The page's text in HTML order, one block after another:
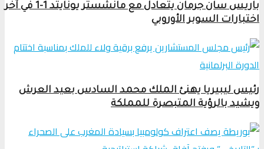
باريس سان جرمان يتعادل مع مانشستر يونايتد 1-1 في آخر
اختبارات السوبر الأوروبي
رئيس ليبيريا يهنئ الملك محمد السادس بعيد العرش
ويشيد بالرؤية المتبصرة للمملكة